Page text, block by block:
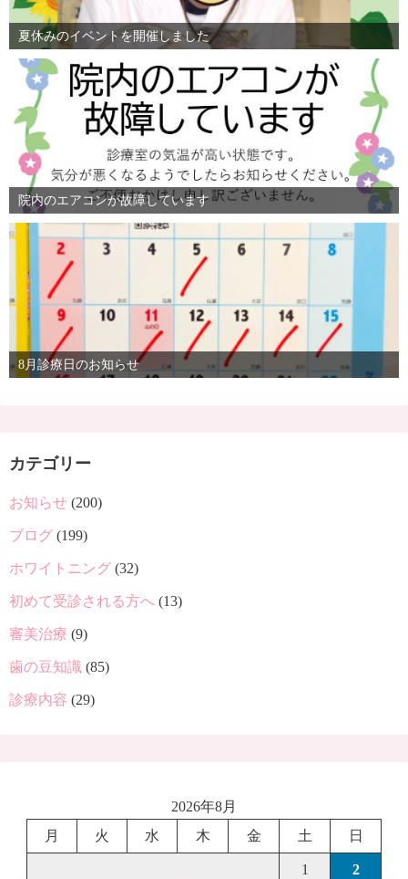
夏休みのイベントを開催しました
院内のエアコンが故障しています
8月診療日のお知らせ
カテゴリー
お知らせ (200)
ブログ (199)
ホワイトニング (32)
初めて受診される方へ (13)
審美治療 (9)
歯の豆知識 (85)
診療内容 (29)
2026年8月
月
火 水 木 金 土 日
1 2